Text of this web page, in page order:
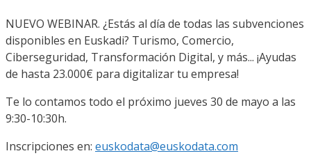
NUEVO WEBINAR. ¿Estás al día de todas las subvenciones
disponibles en Euskadi? Turismo, Comercio,
Ciberseguridad, Transformación Digital, y más... ¡Ayudas
de hasta 23.000€ para digitalizar tu empresa!
Te lo contamos todo el próximo jueves 30 de mayo a las
9:30-10:30h.
Inscripciones en: euskodata@euskodata.com